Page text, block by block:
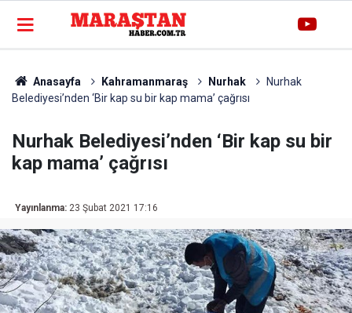
Anasayfa Kahramanmaraş Nurhak
Nurhak
Belediyesi’nden ‘Bir kap su bir kap mama’ çağrısı
Nurhak Belediyesi’nden ‘Bir kap su bir
kap mama’ çağrısı
Yayınlanma: 23 Şubat 2021 17:16